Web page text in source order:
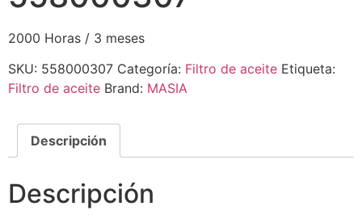
2000 Horas / 3 meses
SKU: 558000307 Categoría: Filtro de aceite Etiqueta:
Filtro de aceite Brand: MASIA
Descripción
Descripción